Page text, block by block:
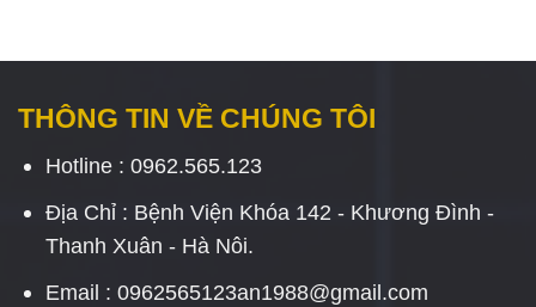
THÔNG TIN VỀ CHÚNG TÔI
Hotline : 0962.565.123
Địa Chỉ : Bệnh Viện Khóa 142 - Khương Đình -
Thanh Xuân - Hà Nôi.
Email : 0962565123an1988@gmail.com